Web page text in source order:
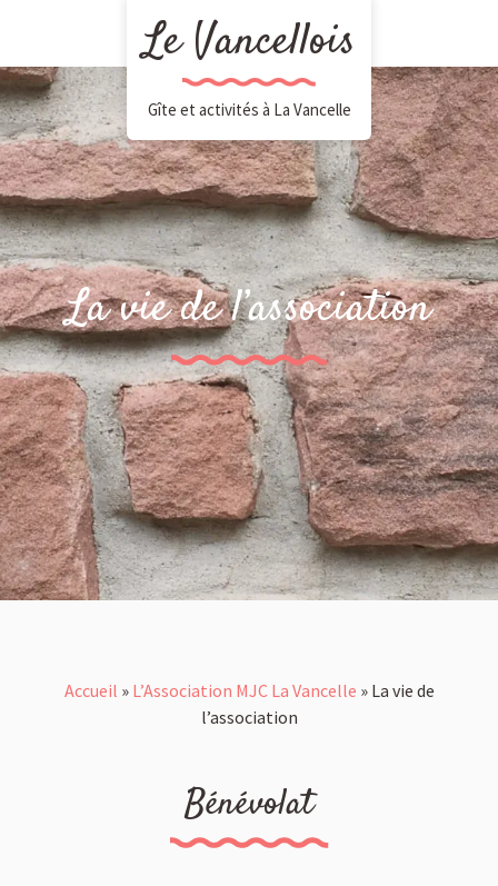
Le Vancellois
Gîte et activités à La Vancelle
La vie de l’association
Accueil » L’Association MJC La Vancelle » La vie de
l’association
Bénévolat